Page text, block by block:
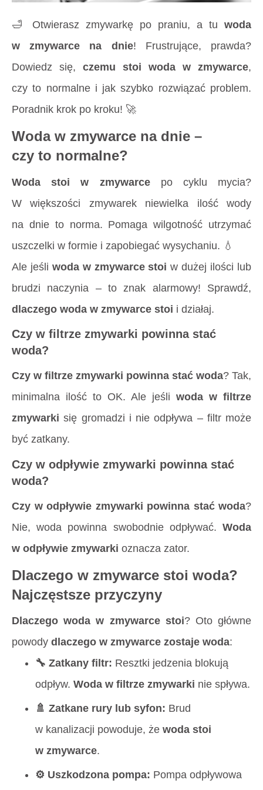
🛁 Otwierasz zmywarkę po praniu, a tu woda
w zmywarce na dnie! Frustrujące, prawda?
Dowiedz się, czemu stoi woda w zmywarce,
czy to normalne i jak szybko rozwiązać problem.
Poradnik krok po kroku! 🚀
Woda w zmywarce na dnie –
czy to normalne?
Woda stoi w zmywarcepo cyklu mycia?
W większości zmywarek niewielka ilość wody
na dnie to norma. Pomaga wilgotność utrzymać
uszczelki w formie i zapobiegać wysychaniu. 💧
Ale jeśli woda w zmywarce stoi w dużej ilości lub
brudzi naczynia – to znak alarmowy! Sprawdź,
dlaczego woda w zmywarce stoi i działaj.
Czy w filtrze zmywarki powinna stać
woda?
Czy w filtrze zmywarki powinna stać woda? Tak,
minimalna ilość to OK. Ale jeśli woda w filtrze
zmywarki się gromadzi i nie odpływa – filtr może
być zatkany.
Czy w odpływie zmywarki powinna stać
woda?
Czy w odpływie zmywarki powinna stać woda?
Nie, woda powinna swobodnie odpływać. Woda
w odpływie zmywarki oznacza zator.
Dlaczego w zmywarce stoi woda?
Najczęstsze przyczyny
Dlaczego woda w zmywarce stoi? Oto główne
powody dlaczego w zmywarce zostaje woda:
🔧 Zatkany filtr: Resztki jedzenia blokują
odpływ. Woda w filtrze zmywarki nie spływa.
🚿 Zatkane rury lub syfon: Brud
w kanalizacji powoduje, że woda stoi
w zmywarce.
⚙️ Uszkodzona pompa: Pompa odpływowa